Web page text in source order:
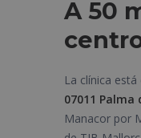
A 50
La clínica está
07011 Palma
Manacor por